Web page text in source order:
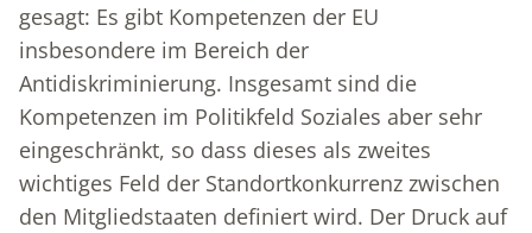
gesagt: Es gibt Kompetenzen der EU
insbesondere im Bereich der
Antidiskriminierung. Insgesamt sind die
Kompetenzen im Politikfeld Soziales aber sehr
eingeschränkt, so dass dieses als zweites
wichtiges Feld der Standortkonkurrenz zwischen
den Mitgliedstaaten definiert wird. Der Druck auf